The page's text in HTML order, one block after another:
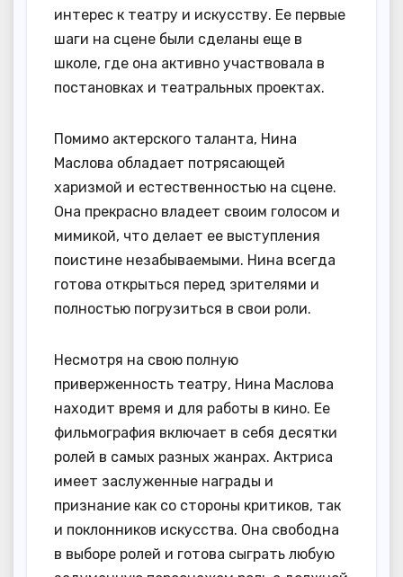
интерес к театру и искусству. Ее первые
шаги на сцене были сделаны еще в
школе, где она активно участвовала в
постановках и театральных проектах.
Помимо актерского таланта, Нина
Маслова обладает потрясающей
харизмой и естественностью на сцене.
Она прекрасно владеет своим голосом и
мимикой, что делает ее выступления
поистине незабываемыми. Нина всегда
готова открыться перед зрителями и
полностью погрузиться в свои роли.
Несмотря на свою полную
приверженность театру, Нина Маслова
находит время и для работы в кино. Ее
фильмография включает в себя десятки
ролей в самых разных жанрах. Актриса
имеет заслуженные награды и
признание как со стороны критиков, так
и поклонников искусства. Она свободна
в выборе ролей и готова сыграть любую